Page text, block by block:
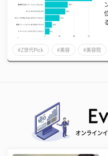
#Z世代Pick #美容 #美容院
オンライン